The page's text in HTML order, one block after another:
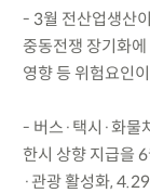
- 3월 전산업생산
중동전쟁 장기화
영향 등 위험요인
- 버스·택시·화물
한시 상향 지급을
·관광 활성화,